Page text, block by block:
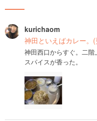
kurichaom
神田といえばカレー。
神田西口からすぐ。二
スパイスが香った。